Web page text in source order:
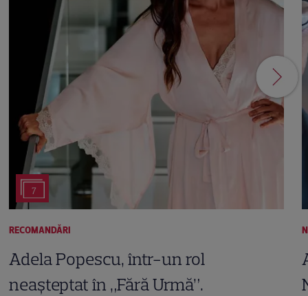
7
RECOMANDĂRI
Adela Popescu, într-un rol
neașteptat în „Fără Urmă”.